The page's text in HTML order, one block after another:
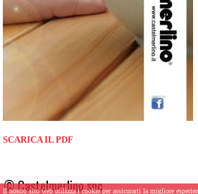
Il nostro sito web utilizza i cookie per assicurarti la migliore
SCARICA IL PDF
© Castelmerlino snc